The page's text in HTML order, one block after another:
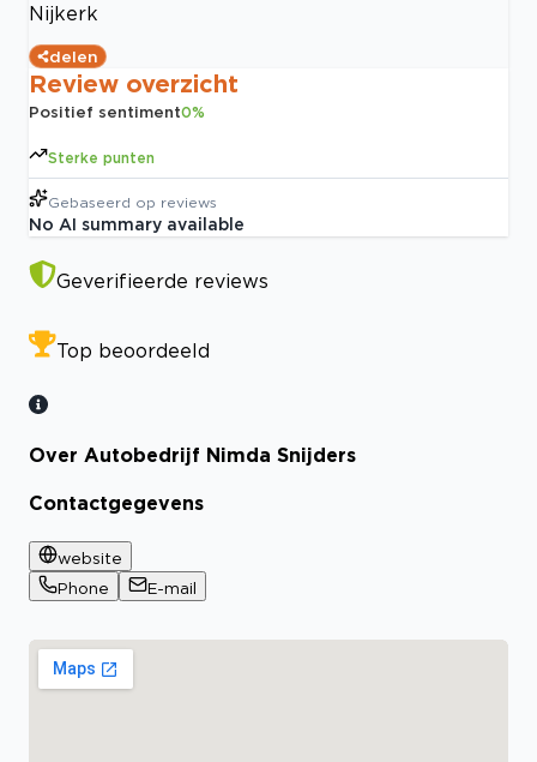
Nijkerk
delen
Review overzicht
Positief sentiment0%
Sterke punten
Gebaseerd op reviews
No AI summary available
Geverifieerde reviews
Top beoordeeld
Over Autobedrijf Nimda Snijders
Contactgegevens
website
Phone
E-mail